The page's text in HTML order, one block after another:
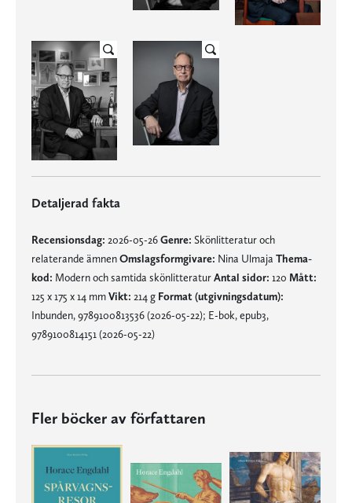
Detaljerad fakta
Recensionsdag: 2026-05-26Genre: Skönlitteratur och
relaterande ämnenOmslagsformgivare: Nina Ulmaja Thema-
kod: Modern och samtida skönlitteraturAntal sidor: 120 Mått:
125 x 175 x 14 mmVikt: 214 g Format (utgivningsdatum):
Inbunden, 9789100813536 (2026-05-22); E-bok, epub3,
9789100814151 (2026-05-22)
Fler böcker av författaren